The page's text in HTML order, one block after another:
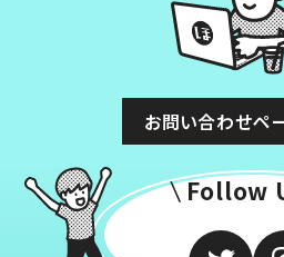
お問い合わせペ
Follow